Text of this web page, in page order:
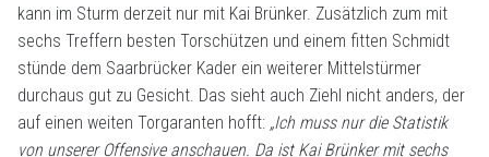
kann im Sturm derzeit nur mit Kai Brünker. Zusätzlich zum mit
sechs Treffern besten Torschützen und einem fitten Schmidt
stünde dem Saarbrücker Kader ein weiterer Mittelstürmer
durchaus gut zu Gesicht. Das sieht auch Ziehl nicht anders, der
auf einen weiten Torgaranten hofft: „Ich muss nur die Statistik
von unserer Offensive anschauen. Da ist Kai Brünker mit sechs